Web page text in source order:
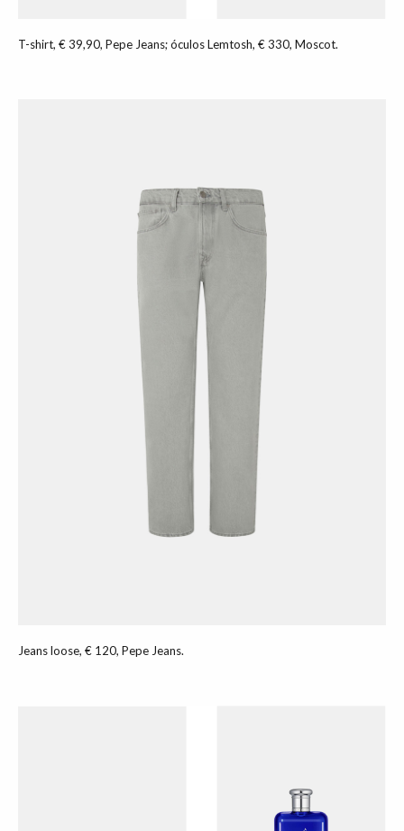
T-shirt, € 39,90, Pepe Jeans; óculos Lemtosh, € 330, Moscot.
Jeans loose, € 120, Pepe Jeans.